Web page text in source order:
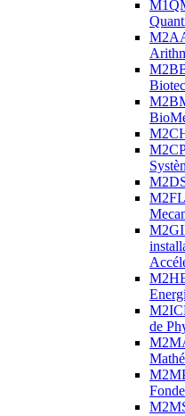
de